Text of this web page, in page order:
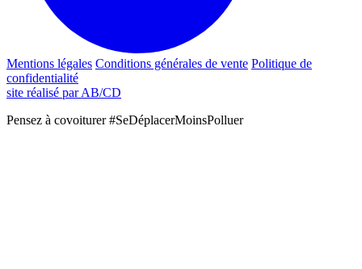
Mentions légales Conditions générales de vente Politique de
confidentialité
site réalisé par AB/CD
Pensez à covoiturer #SeDéplacerMoinsPolluer